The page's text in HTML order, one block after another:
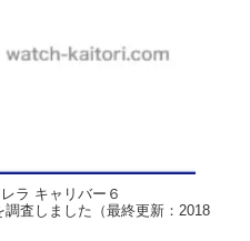
ラ キャリバー６
調査しました（最終更新：2018